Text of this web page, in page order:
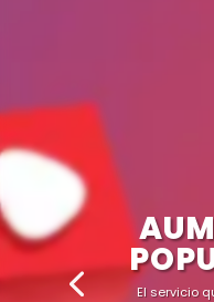
El servicio